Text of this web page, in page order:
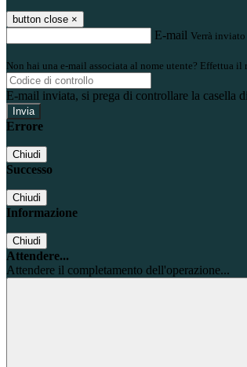
button close ×
E-mail Verrà
Non hai una e-mail associata al nome utente? Effettua il
E-mail inviata, si prega di controllare la casella
Errore
Chiudi
Successo
Chiudi
Informazione
Chiudi
Attendere...
Attendere il completamento dell'operazione...